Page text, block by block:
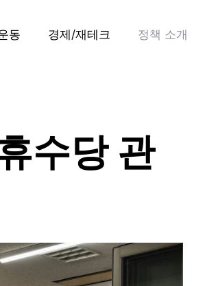
동 경제/재테크 정책 소개
수당 관